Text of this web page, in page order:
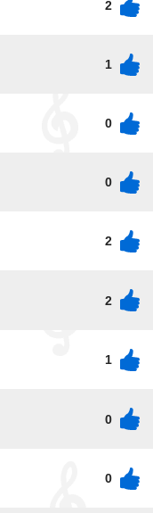
2
1
0
0
2
2
1
0
0